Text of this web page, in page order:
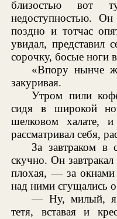
близостью вот
недоступностью.
поздно и тотчас
увидал, представил
сорочку, босые ноги
«Впору нынче
закуривая.
Утром пили
сидя в широкой
шелковом халате,
рассматривал себя,
За завтраком в
скучно. Он
плохая, — за окнами
над ними сгущались
— Ну, милый, я
тетя, вставая и